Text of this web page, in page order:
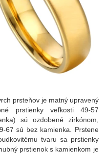
prsteňov je matný upravený
prstienky veľkosti 49-57
sú ozdobené zirkónom,
67 sú bez kamienka. Prstene
tvaru sa prstienky
prstienok s kamienkom je